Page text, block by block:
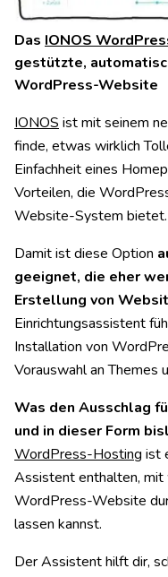
Das IONOS
gestützte,
WordPress-Website
IONOS ist mit seinem
finde, etwas wirklich
Einfachheit eines
Vorteilen, die
Website-System bietet.
Damit ist diese Option
geeignet, die eher
Erstellung von
Einrichtungsassistent
Installation von
Vorauswahl an Themes
Was den Ausschlag
und in dieser Form
WordPress-Hosting ist
Assistent enthalten, mit
WordPress-Website
lassen kannst.
Der Assistent hilft dir,